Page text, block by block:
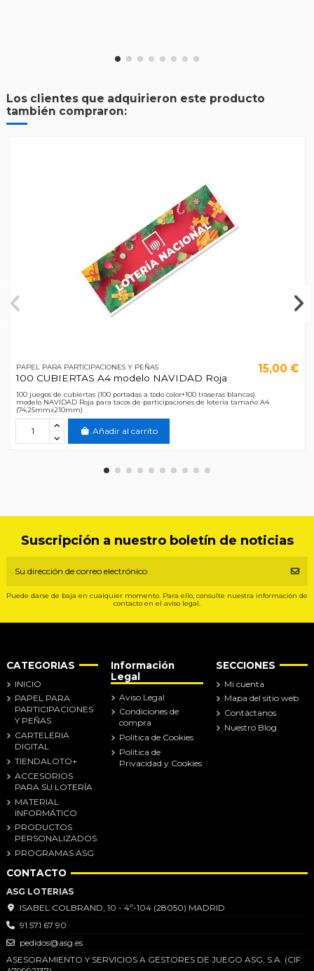
Los clientes que adquirieron este producto
también compraron:
PAPEL PARA PARTICIPACIONES Y PEÑAS
100 CUBIERTAS A4 modelo NAVIDAD Roja
15,00 €
100 juegos de cubiertas (100 portadas a todo color+100 traseras blancas)
modelo NAVIDAD Roja para tacos de participaciones de lotería tamaño A4
(74,25mmx210mm)
Añadir al carrito
Suscripción a nuestro boletín de noticias
Puede darse de baja en cualquier momento. Para ello, consulte nuestra información de
contacto en el aviso legal.
CATEGORIAS
INICIO
PAPEL PARA
PARTICIPACIONES
Y PEÑAS
CARTELERIA
DIGITAL
TIENDALOTO+
ACCESORIOS
PARA SU LOTERÍA
MATERIAL
INFORMÁTICO
PRODUCTOS
PERSONALIZADOS
PROGRAMAS ASG
Información
Legal
Aviso Legal
Condiciones de
compra
Política de Cookies
Política de
Privacidad y Cookies
SECCIONES
Mi cuenta
Mapa del sitio web
Contáctanos
Nuestro Blog
CONTACTO
ASG LOTERIAS
ISABEL COLBRAND, 10 - 4º-104 (28050) MADRID
91 571 67 90
pedidos@asg.es
ASESORAMIENTO Y SERVICIOS A GESTORES DE JUEGO ASG, S.A. (CIF: